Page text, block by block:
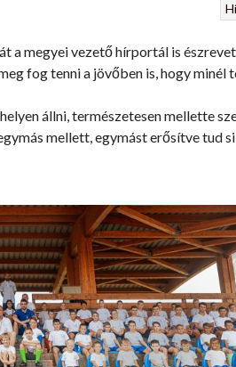
a megyei vezető hírportál is
fog tenni a jövőben is, hogy
állni, természetesen mellette
mellett, egymást erősítve tud